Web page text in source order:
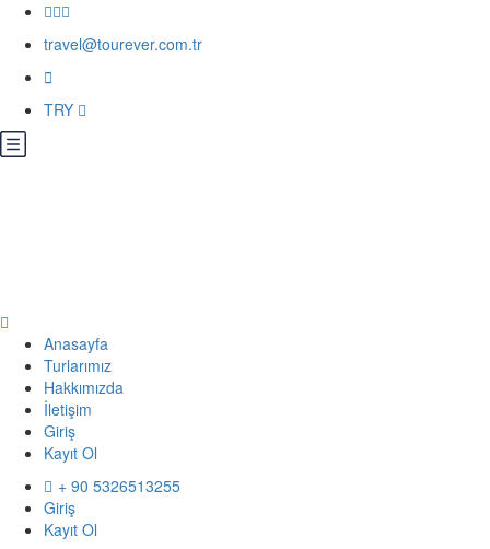
travel@tourever.com.tr
TRY
Anasayfa
Turlarımız
Hakkımızda
İletişim
Giriş
Kayıt Ol
+ 90 5326513255
Giriş
Kayıt Ol